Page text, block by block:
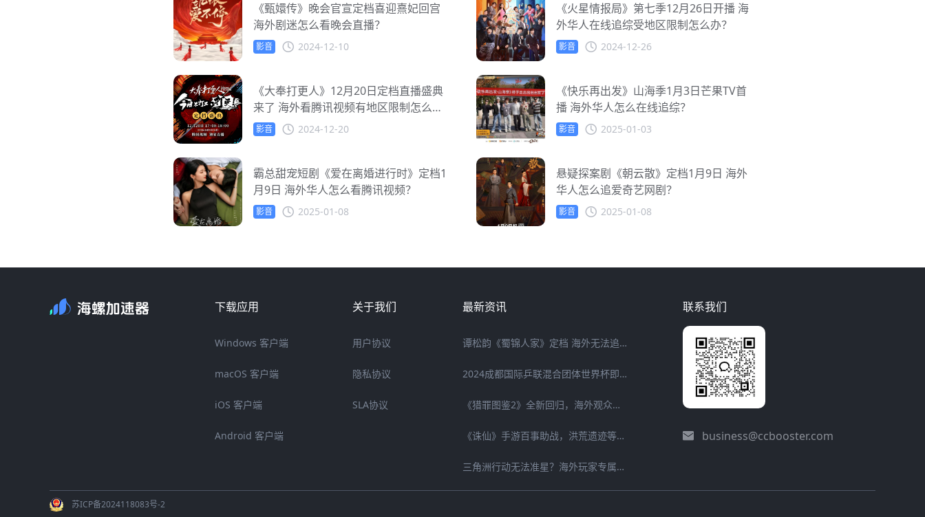
《甄嬛传》晚会官宣定档喜迎熹妃回宫
海外剧迷怎么看晚会直播？
影音 2024-12-10
《大奉打更人》12月20日定档直播盛典
来了 海外看腾讯视频有地区限制怎么
办？
影音 2024-12-20
霸总甜宠短剧《爱在离婚进行时》定档1
月9日 海外华人怎么看腾讯视频？
影音 2025-01-08
《火星情报局》第七季12月26日开播 海
外华人在线追综受地区限制怎么办？
影音 2024-12-26
《快乐再出发》山海季1月3日芒果TV首
播 海外华人怎么在线追综？
影音 2025-01-03
悬疑探案剧《朝云散》定档1月9日 海外
华人怎么追爱奇艺网剧？
影音 2025-01-08
下载应用
Windows 客户端
macOS 客户端
iOS 客户端
Android 客户端
关于我们
用户协议
隐私协议
SLA协议
最新资讯
谭松韵《蜀锦人家》定档 海外无法追剧怎么办？
2024成都国际乒联混合团体世界杯即将开启 海外怎么看CCTV5全程直播？
《猎罪图鉴2》全新回归，海外观众怎么在线追剧？
《诛仙》手游百事助战，洪荒遗迹等你挑战！推荐海外玩家使用海螺加速器畅连国服游戏
三角洲行动无法准星？海外玩家专属攻略
联系我们
business@ccbooster.com
苏ICP备2024118083号-2